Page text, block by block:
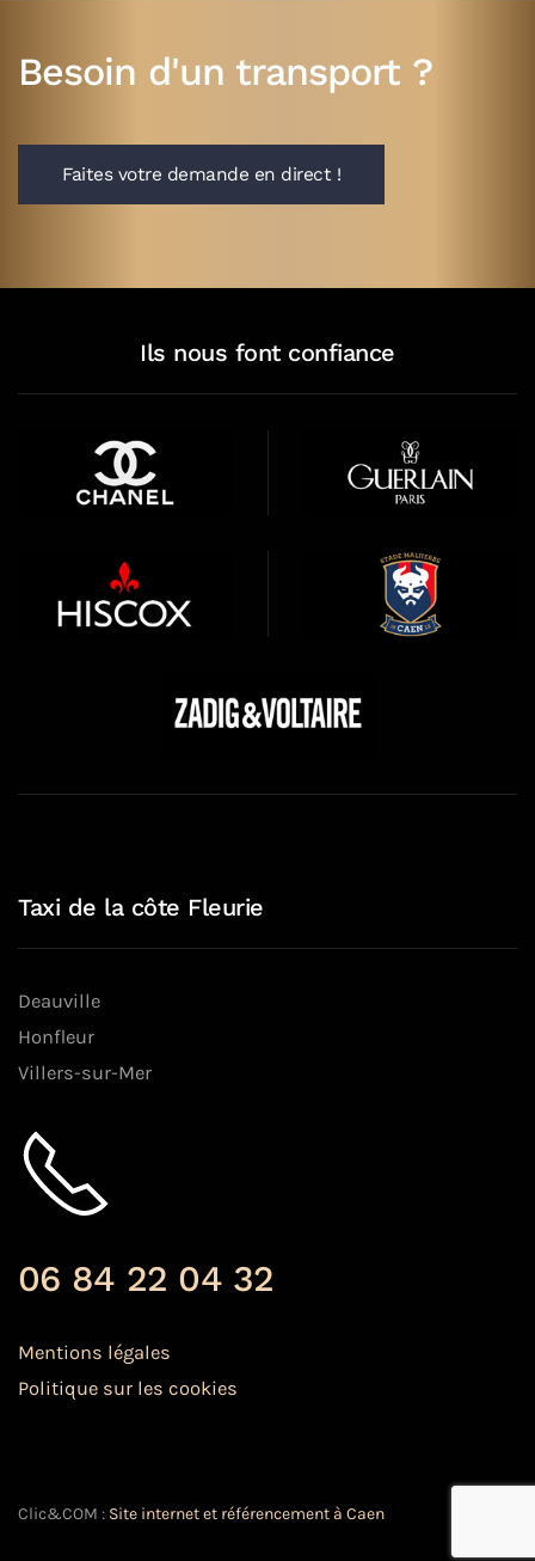
Besoin d'un transport ?
Faites votre demande en direct !
Ils nous font confiance
Taxi de la côte Fleurie
Deauville
Honfleur
Villers-sur-Mer
06 84 22 04 32
Mentions légales
Politique sur les cookies
Clic&COM : Site internet et référencement à Caen